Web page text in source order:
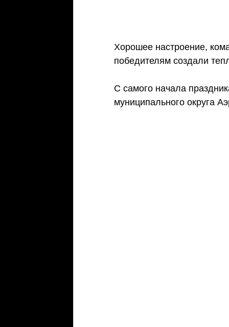
Хорошее настроение,
победителям создали
С самого начала
муниципального округа